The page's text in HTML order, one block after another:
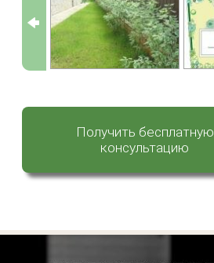
Получить бесплатную
консультацию